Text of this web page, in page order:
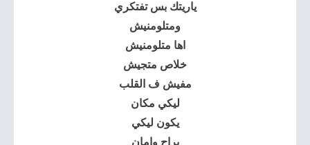
ياريتك بس تفتكري
ومتلومنيش
اها متلومنيش
خلاص متجيش
مفيش ف القلب
ليكي مكان
يكون ليكي
براح وامان